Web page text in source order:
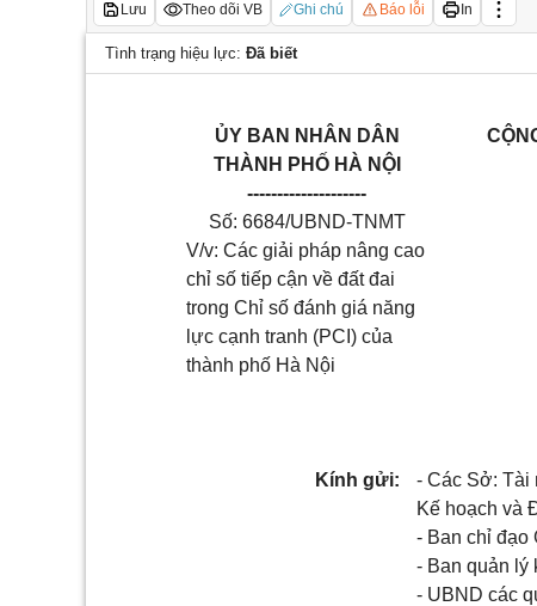
Lưu Theo dõi VB Ghi chú Báo lỗi In
Tình trạng hiệu lực: Đã biết
ỦY BAN NHÂN DÂN
THÀNH PHỐ HÀ NỘI
--------------------
Số: 6684/UBND-TNMT
V/v: Các giải pháp nâng cao
chỉ số tiếp cận về đất đai
trong Chỉ số đánh giá năng
lực cạnh tranh (PCI) của
thành phố Hà Nội
Kính gửi:
- Các Sở: Tài
Kế hoạch và
- Ban chỉ đạo
- Ban quản lý
- UBND các